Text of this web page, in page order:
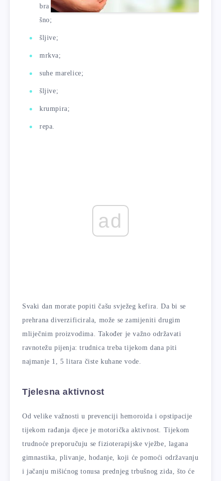
bra
šno;
šljive;
mrkva;
suhe marelice;
šljive;
krumpira;
repa.
ad
Svaki dan morate popiti čašu svježeg kefira. Da bi se
prehrana diverzificirala, može se zamijeniti drugim
mliječnim proizvodima. Također je važno održavati
ravnotežu pijenja: trudnica treba tijekom dana piti
najmanje 1, 5 litara čiste kuhane vode.
Tjelesna aktivnost
Od velike važnosti u prevenciji hemoroida i opstipacije
tijekom rađanja djece je motorička aktivnost. Tijekom
trudnoće preporučuju se fizioterapijske vježbe, lagana
gimnastika, plivanje, hodanje, koji će pomoći održavanju
i jačanju mišićnog tonusa prednjeg trbušnog zida, što će